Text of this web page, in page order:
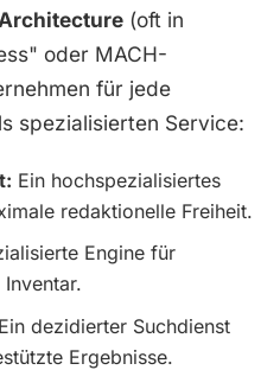
(oft in
oder MACH-
für jede
spezialisierten Service:
Ein hochspezialisiertes
redaktionelle Freiheit.
Engine für
Ein dezidierter Suchdienst
Ergebnisse.